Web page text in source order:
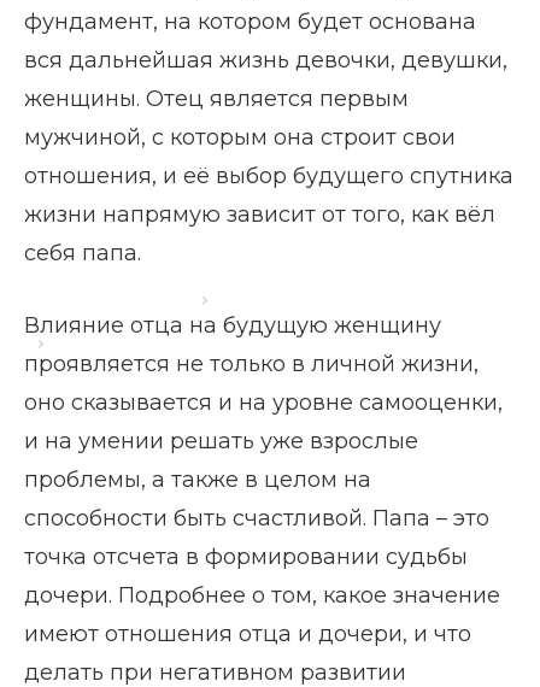
Отношения отца и дочери
фундамент, на котором будет основана
вся дальнейшая жизнь девочки, девушки,
женщины. Отец является первым
мужчиной, с которым она строит свои
отношения, и её выбор будущего спутника
жизни напрямую зависит от того, как вёл
себя папа.
Влияние отца на будущую женщину
проявляется не только в личной жизни,
оно сказывается и на уровне самооценки,
и на умении решать уже взрослые
проблемы, а также в целом на
способности быть счастливой. Папа – это
точка отсчета в формировании судьбы
дочери. Подробнее о том, какое значение
имеют отношения отца и дочери, и что
делать при негативном развитии